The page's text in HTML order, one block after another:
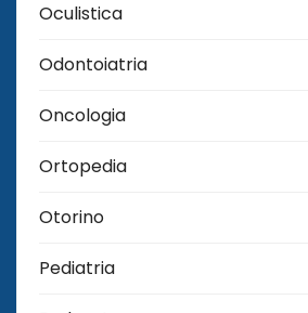
Oculistica
Odontoiatria
Oncologia
Ortopedia
Otorino
Pediatria